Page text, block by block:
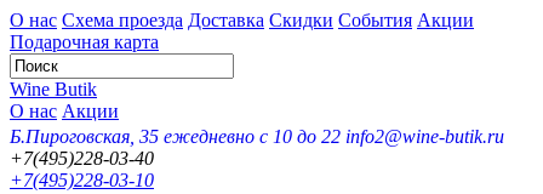
О нас Схема проезда Доставка Скидки События Акции
Подарочная карта
Wine Butik
О нас Акции
Б.Пироговская, 35 ежедневно с 10 до 22 info2@wine-butik.ru
+7(495)228-03-40
+7(495)228-03-10